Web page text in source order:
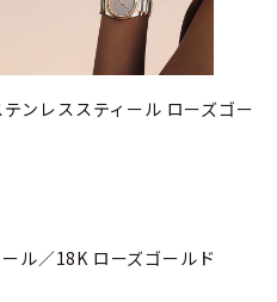
ンレススティール ローズゴー
ル／18K ローズゴールド